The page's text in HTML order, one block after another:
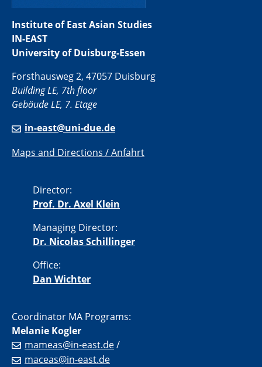
Institute of East Asian Studies
IN-EAST
University of Duisburg-Essen
Forsthausweg 2, 47057 Duisburg
Building LE, 7th floor
Gebäude LE, 7. Etage
in-east@uni-due.de
Maps and Directions / Anfahrt
Director:
Prof. Dr. Axel Klein
Managing Director:
Dr. Nicolas Schillinger
Office:
Dan Wichter
Coordinator MA Programs:
Melanie Kogler
mameas@in-east.de/
maceas@in-east.de